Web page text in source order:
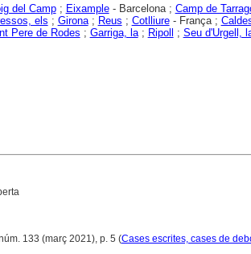
del Camp; Eixample- Barcelona ; Camp de
els ; Girona; Reus ; Cotlliure- França ;
Pere de Rodes ; Garriga, la; Ripoll ; Seu d'Urgell,
133 (març 2021), p. 5 (Cases escrites, cases de